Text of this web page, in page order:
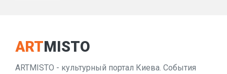
ARTMISTO
ARTMISTO - культурный портал Киева. События